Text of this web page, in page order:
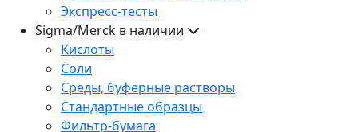
Экспресс-тесты
Sigma/Merck в наличии
Кислоты
Соли
Среды, буферные растворы
Стандартные образцы
Фильтр-бумага